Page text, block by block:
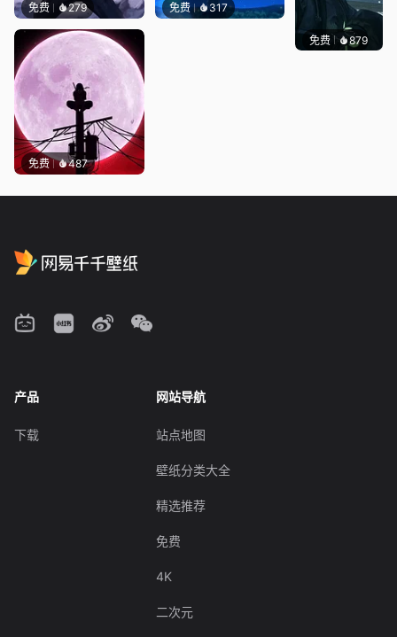
免费 279 免费 317
免费 487
免费 879辰东
产品
下载
网站导航
站点地图
壁纸分类大全
精选推荐
免费
4K
二次元